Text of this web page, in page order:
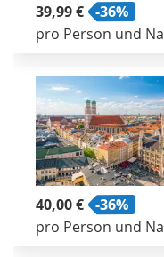
39,99 € -36%
pro Person und
40,00 € -36%
pro Person und